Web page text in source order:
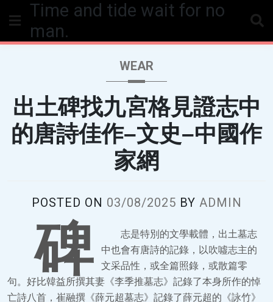
Time and tide wait for no
man.
WEAR
出土碑找九宮格見證志中
的唐詩佳作–文史–中國作
家網
POSTED ON 03/08/2025 BY ADMIN
碑
志是特別的文學載體，出土墓志
中也會有唐詩的記錄，以吹噓志主的
文采品性，或全篇照錄，或散篇零
句。好比韓益所撰其妻《李季推墓志》記錄了本身所作的悼
亡詩八首，崔融撰《薛元超墓志》記錄了薛元超的《詠竹》